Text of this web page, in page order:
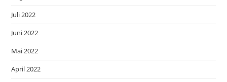
Juli 2022
Juni 2022
Mai 2022
April 2022